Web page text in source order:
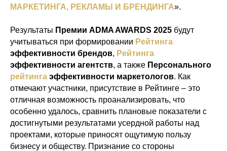
МАРКЕТИНГА, РЕКЛАМЫ И БРЕНДИНГА».
Результаты Премии ADMA AWARDS 2025 будут
учитываться при формировании Рейтинга
эффективности брендов, Рейтинга
эффективности агентств, а также Персонального
рейтинга эффективности маркетологов. Как
отмечают участники, присутствие в Рейтинге – это
отличная возможность проанализировать, что
особенно удалось, сравнить плановые показатели с
достигнутыми результатами усердной работы над
проектами, которые приносят ощутимую пользу
бизнесу и обществу. Признание со стороны